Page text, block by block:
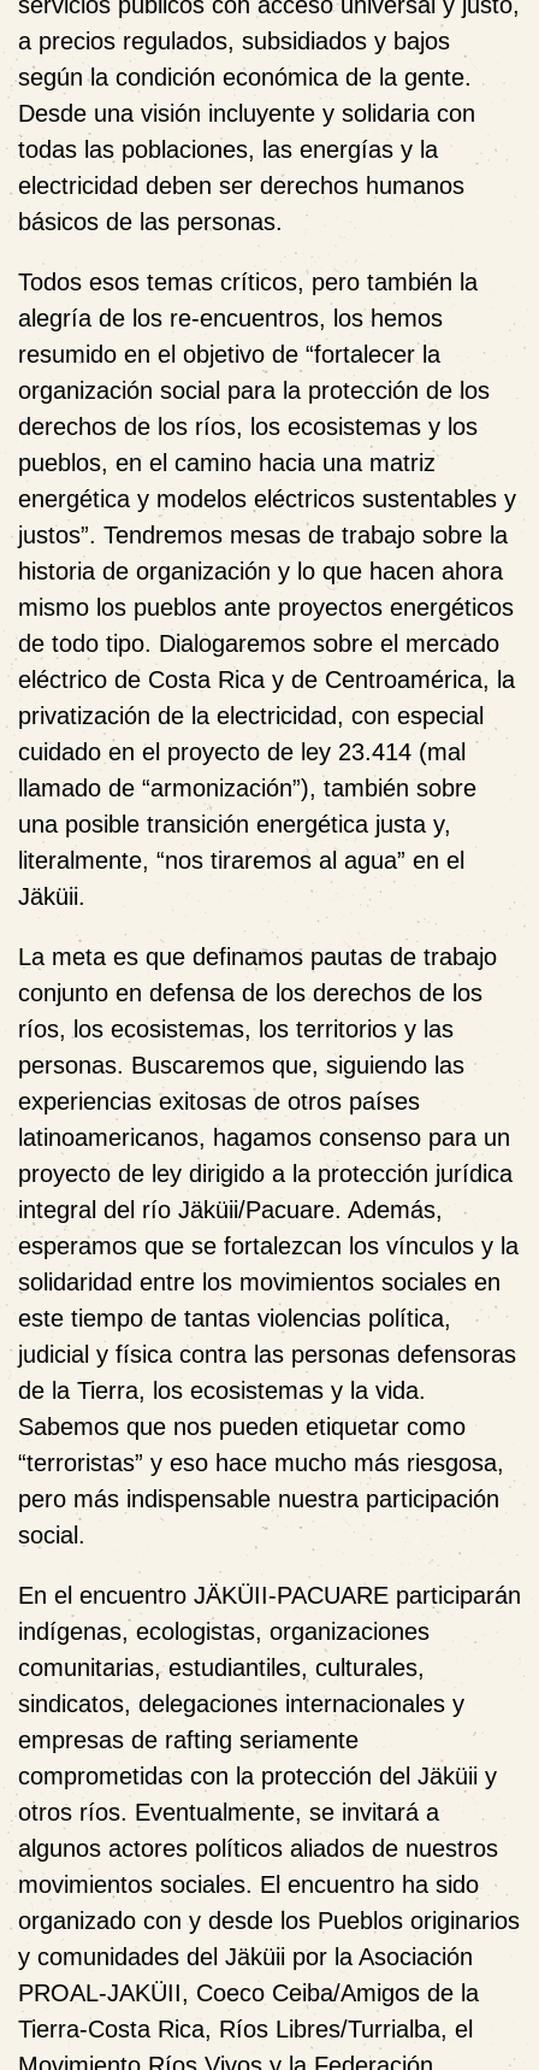
a precios regulados, subsidiados y bajos
según la condición económica de la gente.
Desde una visión incluyente y solidaria con
todas las poblaciones, las energías y la
electricidad deben ser derechos humanos
básicos de las personas.
Todos esos temas críticos, pero también la
alegría de los re-encuentros, los hemos
resumido en el objetivo de “fortalecer la
organización social para la protección de los
derechos de los ríos, los ecosistemas y los
pueblos, en el camino hacia una matriz
energética y modelos eléctricos sustentables y
justos”. Tendremos mesas de trabajo sobre la
historia de organización y lo que hacen ahora
mismo los pueblos ante proyectos energéticos
de todo tipo. Dialogaremos sobre el mercado
eléctrico de Costa Rica y de Centroamérica, la
privatización de la electricidad, con especial
cuidado en el proyecto de ley 23.414 (mal
llamado de “armonización”), también sobre
una posible transición energética justa y,
literalmente, “nos tiraremos al agua” en el
Jäküii.
La meta es que definamos pautas de trabajo
conjunto en defensa de los derechos de los
ríos, los ecosistemas, los territorios y las
personas. Buscaremos que, siguiendo las
experiencias exitosas de otros países
latinoamericanos, hagamos consenso para un
proyecto de ley dirigido a la protección jurídica
integral del río Jäküii/Pacuare. Además,
esperamos que se fortalezcan los vínculos y la
solidaridad entre los movimientos sociales en
este tiempo de tantas violencias política,
judicial y física contra las personas defensoras
de la Tierra, los ecosistemas y la vida.
Sabemos que nos pueden etiquetar como
“terroristas” y eso hace mucho más riesgosa,
pero más indispensable nuestra participación
social.
En el encuentro JÄKÜII-PACUARE participarán
indígenas, ecologistas, organizaciones
comunitarias, estudiantiles, culturales,
sindicatos, delegaciones internacionales y
empresas de rafting seriamente
comprometidas con la protección del Jäküii y
otros ríos. Eventualmente, se invitará a
algunos actores políticos aliados de nuestros
movimientos sociales. El encuentro ha sido
organizado con y desde los Pueblos originarios
y comunidades del Jäküii por la Asociación
PROAL-JAKÜII, Coeco Ceiba/Amigos de la
Tierra-Costa Rica, Ríos Libres/Turrialba, el